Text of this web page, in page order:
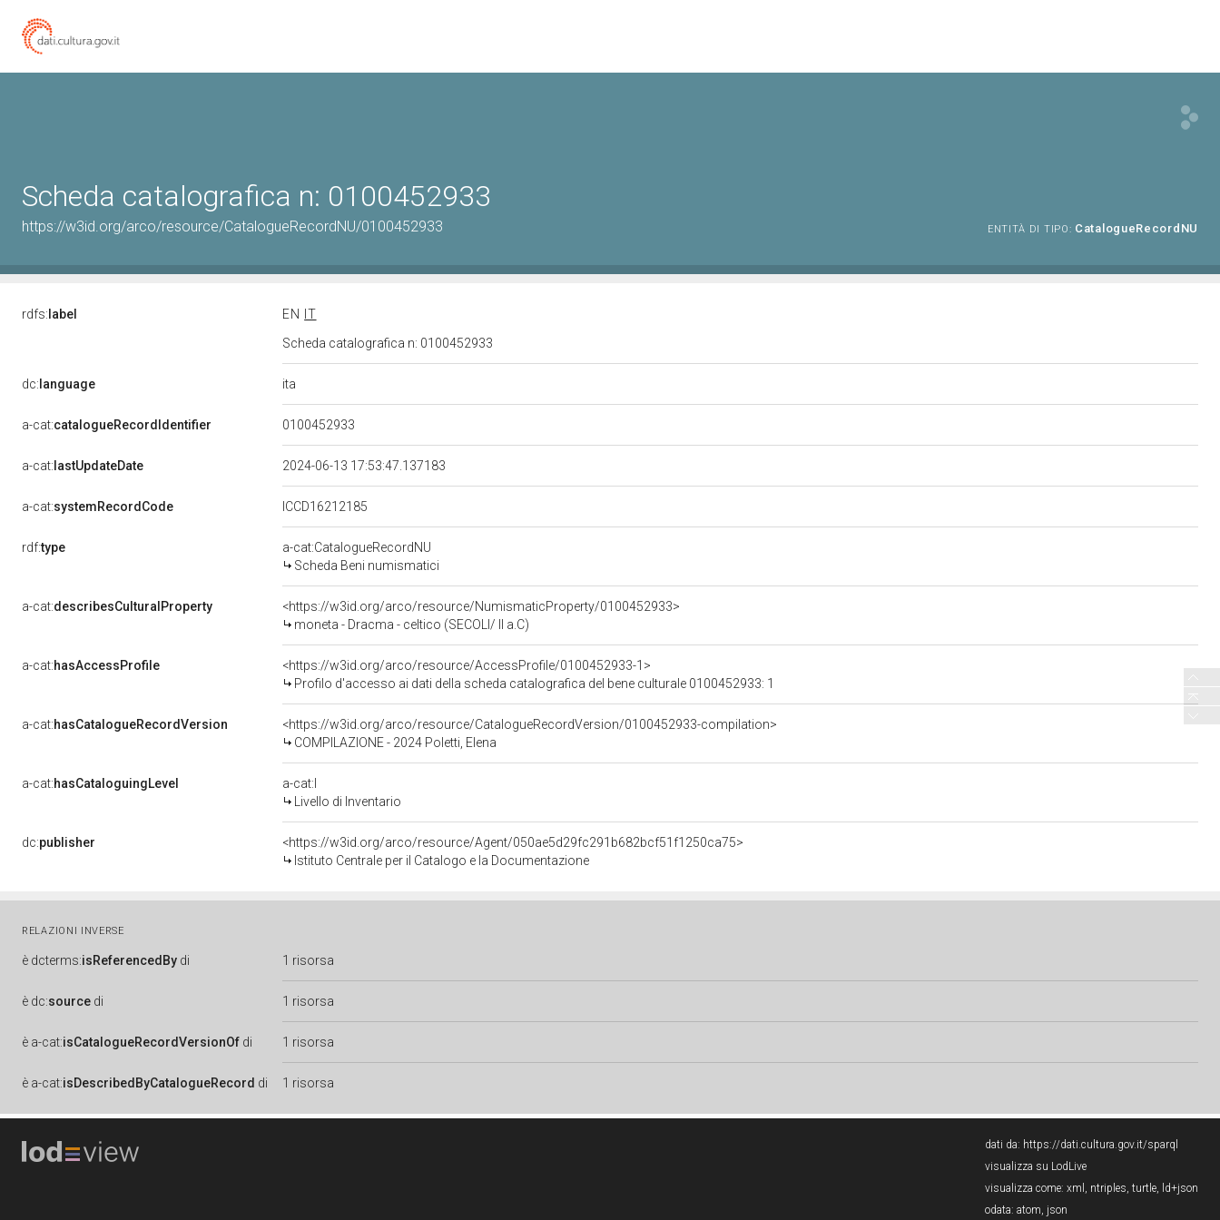
Scheda catalografica n: 0100452933
https://w3id.org/arco/resource/CatalogueRecordNU/0100452933 ENTITÀ DI TIPO: CatalogueRecordNU
rdfs: label EN
IT
Scheda catalografica n: 0100452933
dc: language ita
a-cat:catalogueRecordIdentifier 0100452933
a-cat: lastUpdateDate 2024-06-13 17:53:47.137183
a-cat:systemRecordCode ICCD16212185
rdf:type
a-cat:CatalogueRecordNU
Scheda Beni numismatici
a-cat:describesCulturalProperty
<https://w3id.org/arco/resource/NumismaticProperty/0100452933>
moneta - Dracma - celtico (SECOLI/ II a.C)
a-cat:hasAccessProfile
<https://w3id.org/arco/resource/AccessProfile/0100452933-1>
Profilo d'accesso ai dati della scheda catalografica del bene culturale 0100452933: 1
a-cat:hasCatalogueRecordVersion
<https://w3id.org/arco/resource/CatalogueRecordVersion/0100452933-compilation>
COMPILAZIONE - 2024 Poletti, Elena
a-cat:hasCataloguingLevel
a-cat:I
Livello di Inventario
dc:publisher
<https://w3id.org/arco/resource/Agent/050ae5d29fc291b682bcf51f1250ca75>
Istituto Centrale per il Catalogo e la Documentazione
RELAZIONI INVERSE
è dcterms:isReferencedBy di 1 risorsa
è dc:source di 1 risorsa
è a-cat:isCatalogueRecordVersionOf di 1 risorsa
è a-cat:isDescribedByCatalogueRecord di 1 risorsa
dati da: https://dati.cultura.gov.it/sparql
visualizza su LodLive
visualizza come: xml , ntriples, turtle, ld+json
odata: atom, json